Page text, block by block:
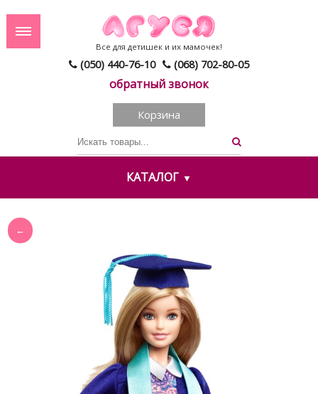
(050) 440-76-10 (068) 702-80-05
обратный звонок
Все для детишек и их мамочек!
Корзина
КАТАЛОГ